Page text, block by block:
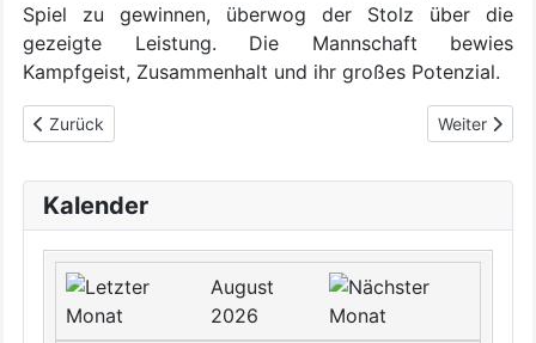
Kalender
August
2026
Spiel zu gewinnen, überwog der Stolz über die
gezeigte Leistung. Die Mannschaft bewies
Kampfgeist, Zusammenhalt und ihr großes Potenzial.
Vorheriger Beitrag: TBO Youngster in WVV Regionalkader
Zurück Nächster
Weiter